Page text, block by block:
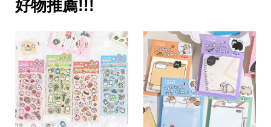
好物推薦!!!